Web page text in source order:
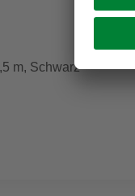
m, Schwarz